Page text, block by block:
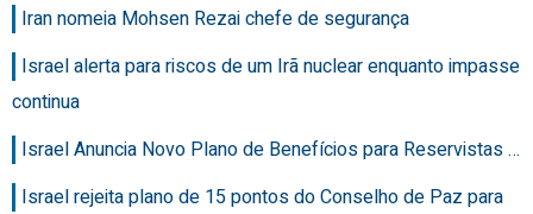
Iran nomeia Mohsen Rezai chefe de segurança
Israel alerta para riscos de um Irã nuclear enquanto impasse
continua
Israel Anuncia Novo Plano de Benefícios para Reservistas …
Israel rejeita plano de 15 pontos do Conselho de Paz para